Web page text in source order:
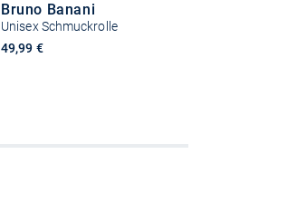
Bruno Banani
Unisex Schmuckrolle
49,99 €